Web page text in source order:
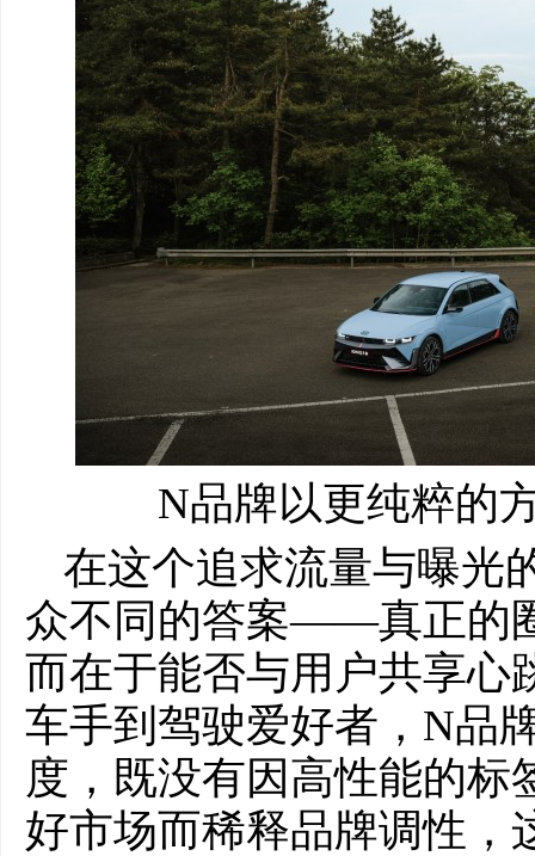
N品牌以更纯粹的
在这个追求流量与曝光
众不同的答案——真正的
而在于能否与用户共享心
车手到驾驶爱好者，N品
度，既没有因高性能的标
好市场而稀释品牌调性，